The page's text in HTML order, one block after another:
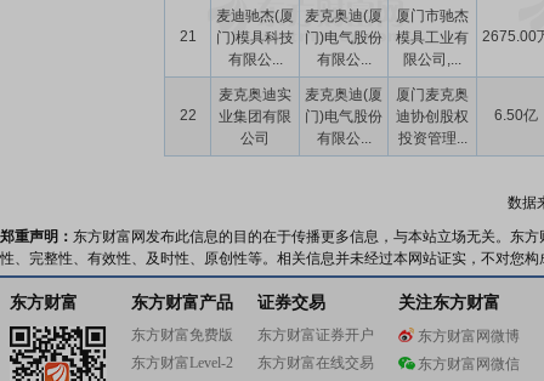
21
麦迪驰杰(厦
门)模具科技
有限公...
麦克奥迪(厦
门)电气股份
有限公...
厦门市驰杰
模具工业有
限公司,...
2675.00
22
麦克奥迪实
业集团有限
公司
麦克奥迪(厦
门)电气股份
有限公...
厦门麦克奥
迪协创股权
投资管理...
6.50亿
数据
郑重声明： 东方财富网发布此信息的目的在于传播更多信息，与本站立场无关。东
性、完整性、有效性、及时性、原创性等。相关信息并未经过本网站证实，不对您
东方财富 东方财富产品
东方财富免费版
东方财富Level-2
证券交易
东方财富证券开户
东方财富在线交易
关注东方财富
东方财富网微博
东方财富网微信